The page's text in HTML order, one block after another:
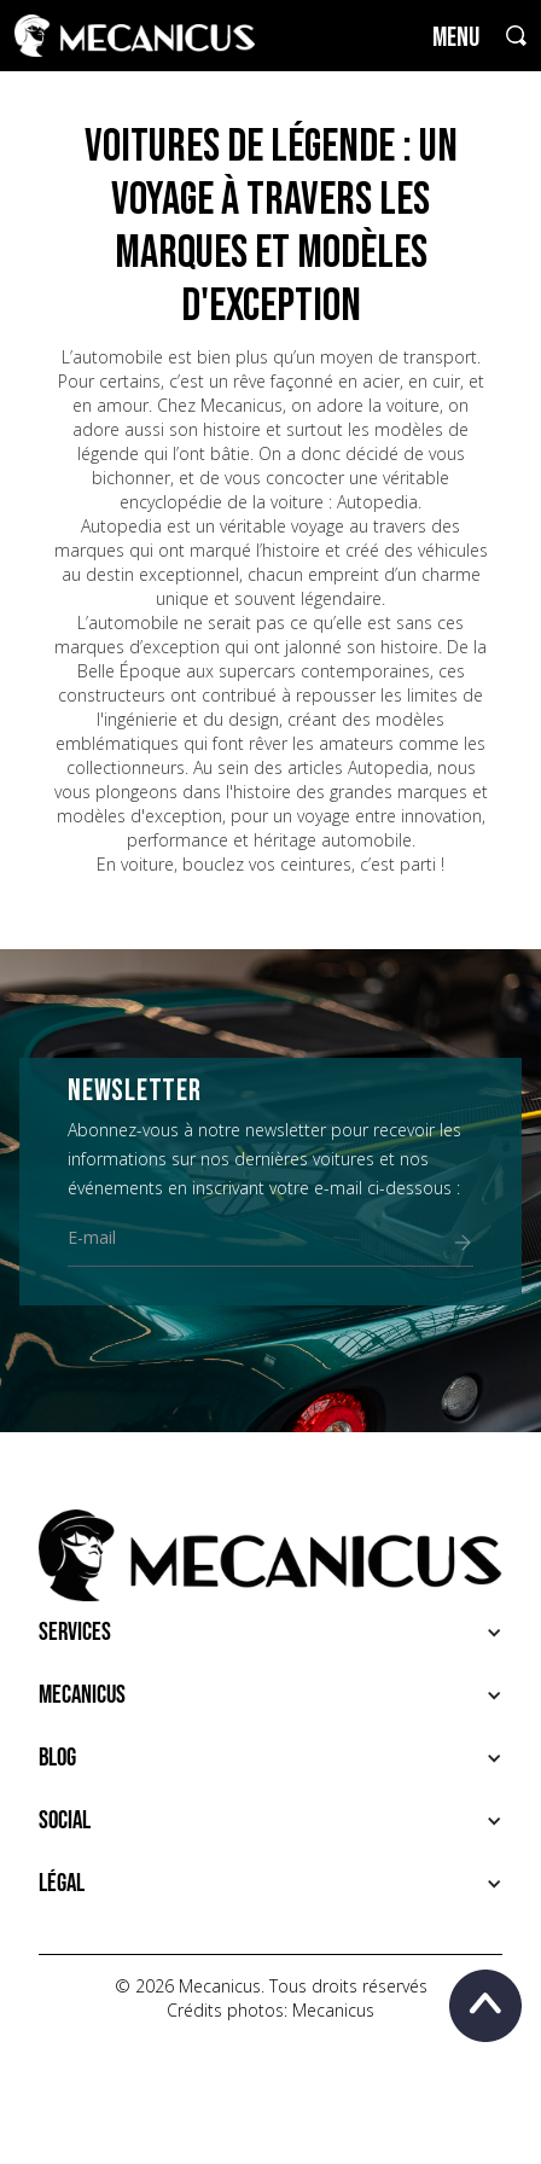
MENU
Voitures de Légende : un
voyage à travers les
marques et modèles
d'exception
L’automobile est bien plus qu’un moyen de transport.
Pour certains, c’est un rêve façonné en acier, en cuir, et
en amour. Chez Mecanicus, on adore la voiture, on
adore aussi son histoire et surtout les modèles de
légende qui l’ont bâtie. On a donc décidé de vous
bichonner, et de vous concocter une véritable
encyclopédie de la voiture : Autopedia.
Autopedia est un véritable voyage au travers des
marques qui ont marqué l’histoire et créé des véhicules
au destin exceptionnel, chacun empreint d’un charme
unique et souvent légendaire.
L’automobile ne serait pas ce qu’elle est sans ces
marques d’exception qui ont jalonné son histoire. De la
Belle Époque aux supercars contemporaines, ces
constructeurs ont contribué à repousser les limites de
l'ingénierie et du design, créant des modèles
emblématiques qui font rêver les amateurs comme les
collectionneurs. Au sein des articles Autopedia, nous
vous plongeons dans l'histoire des grandes marques et
modèles d'exception, pour un voyage entre innovation,
performance et héritage automobile.
En voiture, bouclez vos ceintures, c’est parti !
NEWSLETTER
Abonnez-vous à notre newsletter pour recevoir les
informations sur nos dernières voitures et nos
événements en inscrivant votre e-mail ci-dessous :
Services
ACHETER
VENDRE
SERVICES PREMIUM
Mecanicus
À PROPOS
HOUSE MECANICUS
CONTACT
Blog
NEWS
VIDÉOS
AUTOPÉDIA
Social
INSTAGRAM
TIKTOK
YOUTUBE
Légal
POLITIQUE DE CONFIDENTIALITÉ
© 2026 Mecanicus. Tous droits réservés
Crédits photos: Mecanicus